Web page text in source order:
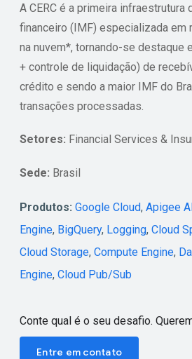
A CERC é a primeira infraestrutura
financeiro (IMF) especializada em
na nuvem*, tornando-se destaque
+ controle de liquidação) de
crédito e sendo a maior IMF do
transações processadas.
Setores: Financial Services &
Sede: Brasil
Produtos: Google Cloud, Apigee
Engine, BigQuery, Logging, Cloud
Cloud Storage, Compute Engine,
Engine, Cloud Pub/Sub
Conte qual é o seu desafio.
Entre em contato